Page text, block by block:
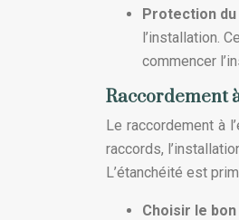
Protection du
l’installation.
commencer
Raccordement
Le raccordement à
raccords,
L’étanchéité est
Choisir le